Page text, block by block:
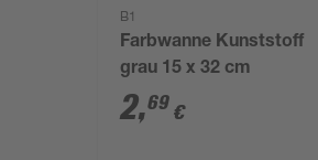
B1
Farbwanne Kunststoff
grau 15 x 32 cm
2,69 €